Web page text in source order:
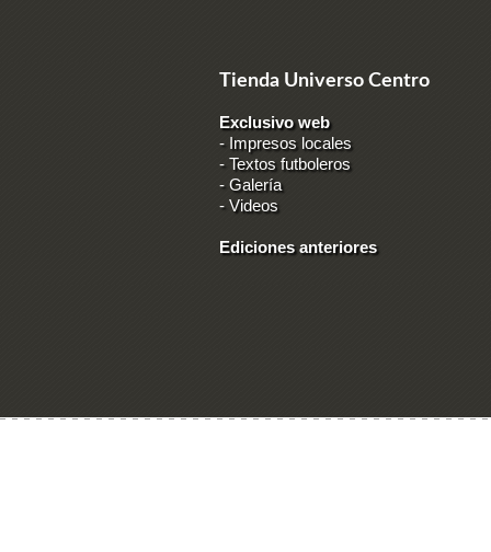
Tienda Universo Centro
Exclusivo web
- Impresos locales
- Textos futboleros
-Galería
-Videos
Ediciones anteriores